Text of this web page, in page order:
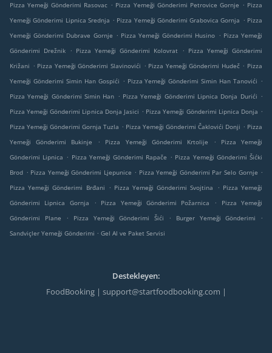
Pizza Yemeği Gönderimi Rasovac . Pizza Yemeği Gönderimi Petrovice Gornje . Pizza
Yemeği Gönderimi Lipnica Srednja . Pizza Yemeği Gönderimi Grabovica Gornja . Pizza
Yemeği Gönderimi Dubrave Gornje . Pizza Yemeği Gönderimi Husino . Pizza Yemeği
Gönderimi Drežnik
. Pizza Yemeği Gönderimi Kolovrat . Pizza Yemeği Gönderimi
Križani . Pizza Yemeği Gönderimi Slavinovići . Pizza Yemeği Gönderimi Hudeč . Pizza
Yemeği Gönderimi Simin Han Gospići . Pizza Yemeği Gönderimi Simin Han Tanovići .
Pizza Yemeği Gönderimi Simin Han . Pizza Yemeği Gönderimi Lipnica Donja Durići .
Pizza Yemeği Gönderimi Lipnica Donja Jasici . Pizza Yemeği Gönderimi Lipnica Donja .
Pizza Yemeği Gönderimi Gornja Tuzla . Pizza Yemeği Gönderimi Čaklovići Donji . Pizza
Yemeği Gönderimi Bukinje
. Pizza Yemeği Gönderimi Krtolije .
Pizza Yemeği
Gönderimi Lipnica . Pizza Yemeği Gönderimi Rapače . Pizza Yemeği Gönderimi Šićki
Brod . Pizza Yemeği Gönderimi Ljepunice . Pizza Yemeği Gönderimi Par Selo Gornje .
Pizza Yemeği Gönderimi Brđani
. Pizza Yemeği Gönderimi Svojtina . Pizza Yemeği
Gönderimi Lipnica Gornja
. Pizza Yemeği Gönderimi Požarnica .
Pizza Yemeği
Gönderimi Plane
. Pizza Yemeği Gönderimi Šići . Burger Yemeği Gönderimi
.
Sandviçler Yemeği Gönderimi . Gel Al ve Paket Servisi
Destekleyen:
FoodBooking | support@startfoodbooking.com |